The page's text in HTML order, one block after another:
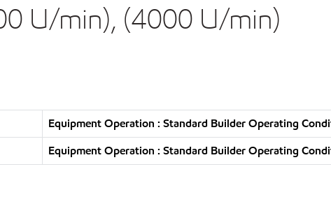
U/min), (4000 U/min)
Equipment Operation : Standard Builder Operating
Equipment Operation : Standard Builder Operating